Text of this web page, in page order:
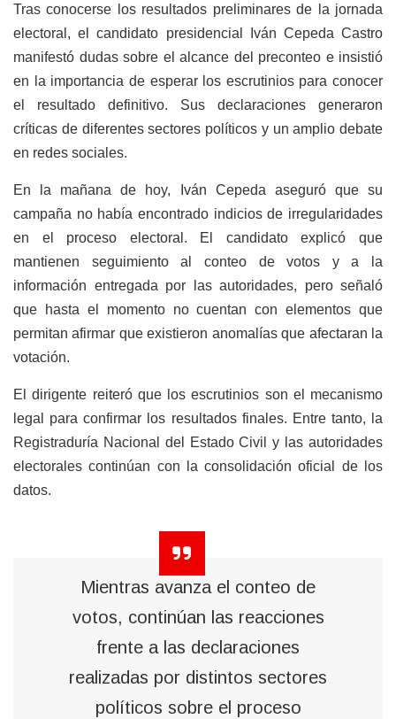
Tras conocerse los resultados preliminares de la jornada
electoral, el candidato presidencial Iván Cepeda Castro
manifestó dudas sobre el alcance del preconteo e insistió
en la importancia de esperar los escrutinios para conocer
el resultado definitivo. Sus declaraciones generaron
críticas de diferentes sectores políticos y un amplio debate
en redes sociales.
En la mañana de hoy, Iván Cepeda aseguró que su
campaña no había encontrado indicios de irregularidades
en el proceso electoral. El candidato explicó que
mantienen seguimiento al conteo de votos y a la
información entregada por las autoridades, pero señaló
que hasta el momento no cuentan con elementos que
permitan afirmar que existieron anomalías que afectaran la
votación.
El dirigente reiteró que los escrutinios son el mecanismo
legal para confirmar los resultados finales. Entre tanto, la
Registraduría Nacional del Estado Civil y las autoridades
electorales continúan con la consolidación oficial de los
datos.
Mientras avanza el conteo de
votos, continúan las reacciones
frente a las declaraciones
realizadas por distintos sectores
políticos sobre el proceso